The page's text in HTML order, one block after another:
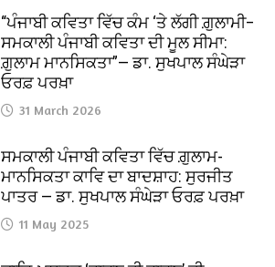
“ਪੰਜਾਬੀ ਕਵਿਤਾ ਵਿੱਚ ਕੰਮ ‘ਤੇ ਲੱਗੀ ਗ਼ੁਲਾਮੀ–
ਸਮਕਾਲੀ ਪੰਜਾਬੀ ਕਵਿਤਾ ਦੀ ਮੂਲ ਸੀਮਾ:
ਗ਼ੁਲਾਮ ਮਾਨਸਿਕਤਾ”— ਡਾ. ਸੁਖਪਾਲ ਸੰਘੇੜਾ
ਓਰਫ਼ ਪਰਖ਼ਾ
31 March 2026
ਸਮਕਾਲੀ ਪੰਜਾਬੀ ਕਵਿਤਾ ਵਿੱਚ ਗ਼ੁਲਾਮ-
ਮਾਨਸਿਕਤਾ ਕਾਵਿ ਦਾ ਬਾਦਸ਼ਾਹ: ਸੁਰਜੀਤ
ਪਾਤਰ — ਡਾ. ਸੁਖਪਾਲ ਸੰਘੇੜਾ ਓਰਫ਼ ਪਰਖ਼ਾ
11 May 2025